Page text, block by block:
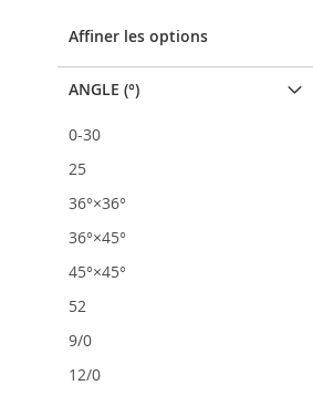
Affiner les options
ANGLE (°)
0-30
25
36°×36°
36°×45°
45°×45°
52
9/0
12/0